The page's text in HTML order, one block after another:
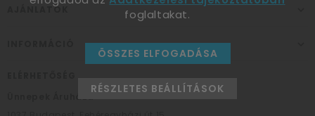
AJÁNLATOK
Ünnepek Áruháza
foglaltakat.
ÖSSZES ELFOGADÁSA
RÉSZLETES BEÁLLÍTÁSOK